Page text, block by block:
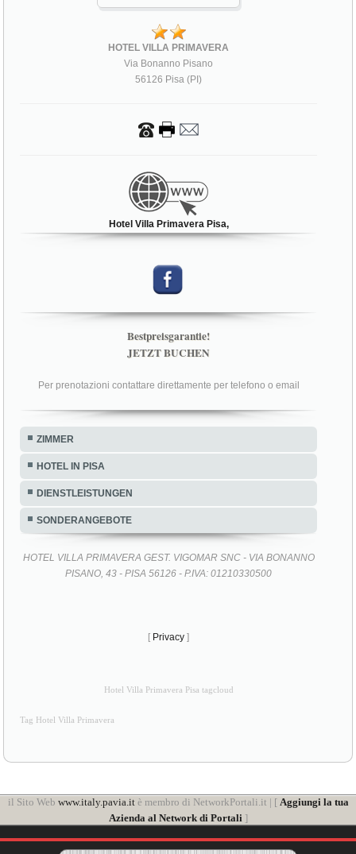
HOTEL VILLA PRIMAVERA
Via Bonanno Pisano
56126 Pisa (PI)
Hotel Villa Primavera Pisa,
Bestpreisgarantie!
JETZT BUCHEN
Per prenotazioni contattare direttamente per telefono o email
ZIMMER
HOTEL IN PISA
DIENSTLEISTUNGEN
SONDERANGEBOTE
HOTEL VILLA PRIMAVERA GEST. VIGOMAR SNC - VIA BONANNO
PISANO, 43 - PISA 56126 - P.IVA: 01210330500
[ Privacy ]
Hotel Villa Primavera Pisa tagcloud
Tag Hotel Villa Primavera
il Sito Web www.italy.pavia.itè membro di NetworkPortali.it | [ Aggiungi la tua
Azienda al Network di Portali ]